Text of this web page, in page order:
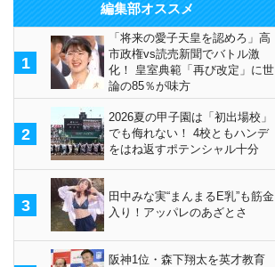
編集部オススメ
1
「将来の愛子天皇を認めろ」高
市政権vs読売新聞でバトル激
化！ 皇室典範「再び改定」に世
論の85％が味方
2
2026夏の甲子園は「初出場校」
でも侮れない！ 4校ともハンデ
をはね返すポテンシャル十分
3
田中みな実“まんまるE乳”も筋金
入り！アッパレのあざとさ
阪神1位・森下翔太を英才教育